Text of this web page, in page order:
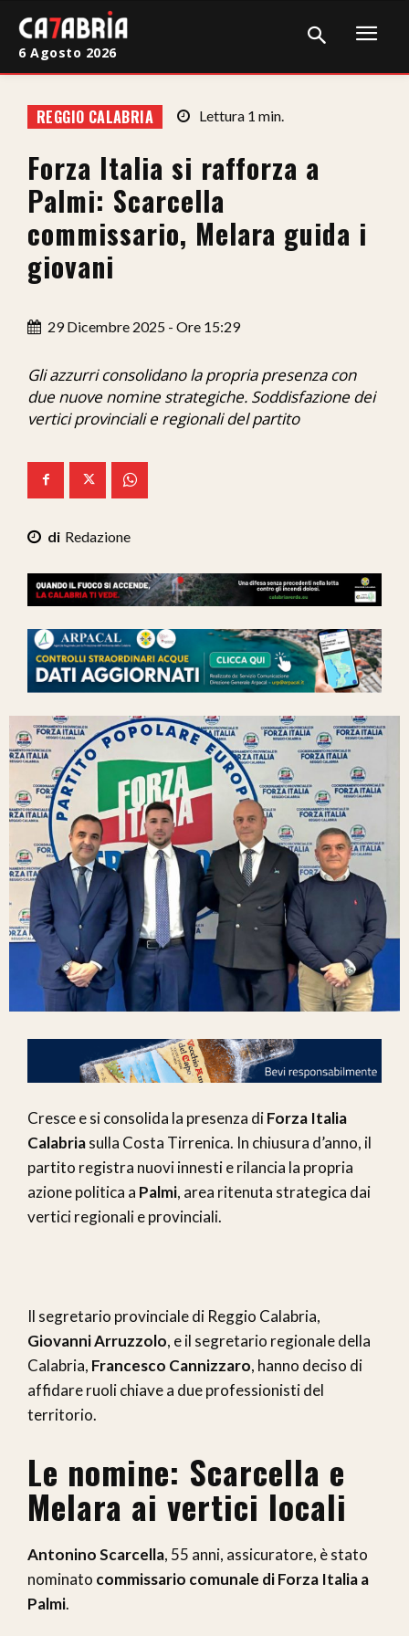
Cronaca
Giudiziaria
Politica
Sport
Sanità
Economia
Ita-Mondo
C7 Play
We Calabria
Mix Zone
6 Agosto 2026
REGGIO CALABRIA Lettura 1 min.
Forza Italia si rafforza a
Palmi: Scarcella
commissario, Melara guida i
giovani
29 Dicembre 2025 - Ore 15:29
Gli azzurri consolidano la propria presenza con
due nuove nomine strategiche. Soddisfazione dei
vertici provinciali e regionali del partito
Redazione
Cresce e si consolida la presenza diForza Italia
Calabriasulla Costa Tirrenica. In chiusura d’anno, il
partito registra nuovi innesti e rilancia la propria
azione politica a Palmi, area ritenuta strategica dai
vertici regionali e provinciali.
Il segretario provinciale di Reggio Calabria,
Giovanni Arruzzolo, e il segretario regionale della
Calabria, Francesco Cannizzaro, hanno deciso di
affidare ruoli chiave a due professionisti del
territorio.
Le nomine: Scarcella e
Melara ai vertici locali
Antonino Scarcella, 55 anni, assicuratore, è stato
nominato commissario comunale di Forza Italia a
Palmi.